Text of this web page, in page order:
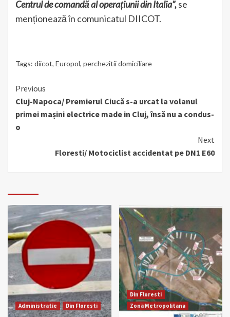
Centrul de comandă al operațiunii din Italia”,se
menționează în comunicatul DIICOT.
Tags: diicot, Europol, perchezitii domiciliare
Continue
Reading
Previous
Cluj-Napoca/ Premierul Ciucă s-a urcat la volanul
primei mașini electrice made in Cluj, însă nu a condus-
o
Next
Floresti/ Motociclist accidentat pe DN1 E60
Administratie Din Floresti
Din Floresti
Zona Metropolitana